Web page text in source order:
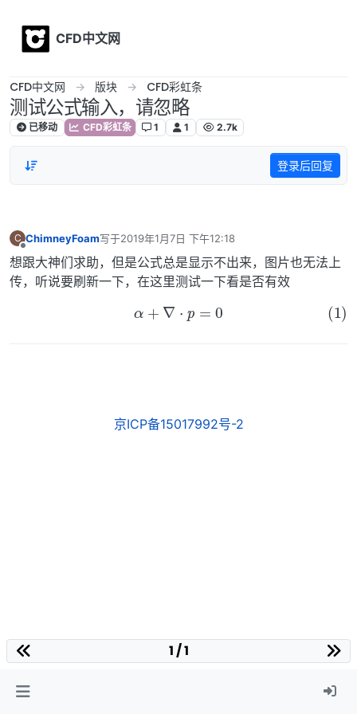
CFD中文网
CFD中文网 版块 CFD彩虹条
测试公式输入，请忽略
已移动 CFD彩虹条 1 1 2.7k
登录后回复
C
离线
ChimneyFoam写于2019年1月7日 下午12:18
最后由 编辑
想跟大神们求助，但是公式总是显示不出来，图片也无法上
传，听说要刷新一下，在这里测试一下看是否有效
α ∇
京ICP备15017992号-2
1 / 1